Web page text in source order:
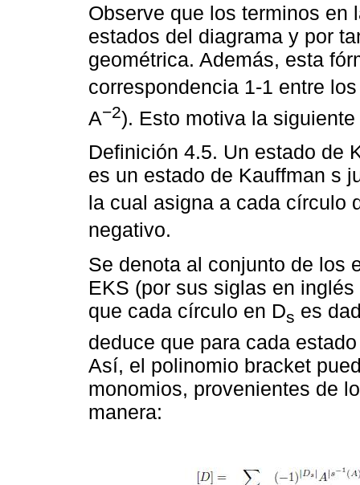
Observe que los terminos en
estados del diagrama y por
geométrica. Además, esta
correspondencia 1-1 entre
A−2). Esto motiva la
Definición 4.5. Un estado de
es un estado de Kauffman s
la cual asigna a cada círculo
negativo.
Se denota al conjunto de los
EKS (por sus siglas en
que cada círculo en Ds es
deduce que para cada
Así, el polinomio bracket
monomios, provenientes de
manera: